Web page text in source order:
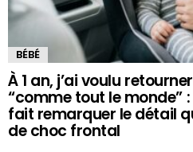
BÉBÉ
À 1 an, j’ai voulu
“comme tout le monde”
fait remarquer le détail
de choc frontal